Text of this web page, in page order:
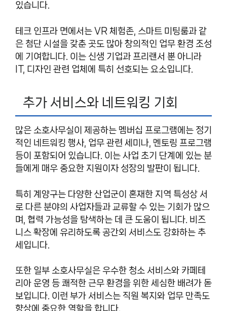
있습니다.
테크 인프라 면에서는 VR 체험존, 스마트 미팅룸과 같
은 첨단 시설을 갖춘 곳도 많아 창의적인 업무 환경 조성
에 기여합니다. 이는 신생 기업과 프리랜서 뿐 아니라
IT, 디자인 관련 업체에 특히 선호되는 요소입니다.
추가 서비스와 네트워킹 기회
많은 소호사무실이 제공하는 멤버십 프로그램에는 정기
적인 네트워킹 행사, 업무 관련 세미나, 멘토링 프로그램
등이 포함되어 있습니다. 이는 사업 초기 단계에 있는 분
들에게 매우 중요한 지원이자 성장의 발판이 됩니다.
특히 계양구는 다양한 산업군이 혼재한 지역 특성상 서
로 다른 분야의 사업자들과 교류할 수 있는 기회가 많으
며, 협력 가능성을 탐색하는 데 큰 도움이 됩니다. 비즈
니스 확장에 유리하도록 공간외 서비스도 강화하는 추
세입니다.
또한 일부 소호사무실은 우수한 청소 서비스와 카페테
리아 운영 등 쾌적한 근무 환경을 위한 세심한 배려가 돋
보입니다. 이런 부가 서비스는 직원 복지와 업무 만족도
향상에 중요한 역할을 합니다.